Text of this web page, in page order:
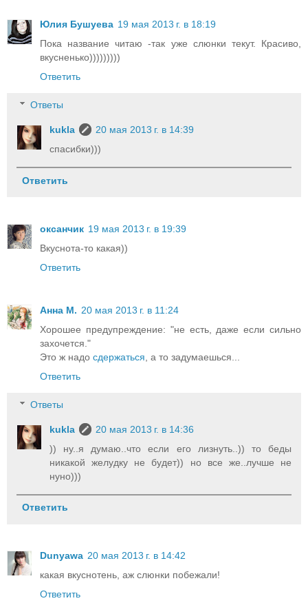
Юлия Бушуева 19 мая 2013 г. в 18:19
Пока название читаю -так уже слюнки текут. Красиво,
вкусненько)))))))))
Ответить
Ответы
kukla
20 мая 2013 г. в 14:39
спасибки)))
Ответить
оксанчик 19 мая 2013 г. в 19:39
Вкуснота-то какая))
Ответить
Анна М. 20 мая 2013 г. в 11:24
Хорошее предупреждение: "не есть, даже если сильно
захочется."
Это ж надо сдержаться , а то задумаешься...
Ответить
Ответы
kukla
20 мая 2013 г. в 14:36
)) ну..я думаю..что если его лизнуть..)) то беды
никакой желудку не будет)) но все же..лучше не
нуно)))
Ответить
Dunyawa 20 мая 2013 г. в 14:42
какая вкуснотень, аж слюнки побежали!
Ответить